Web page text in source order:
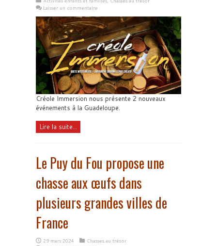
Laisser un commentaire
Créole Immersion nous présente 2 nouveaux
événements à la Guadeloupe.
Lire la suite...
Le Puy du Fou propose une
chasse aux œufs dans
plusieurs grandes villes de
France
29 mars 2024
Chasses au trésor